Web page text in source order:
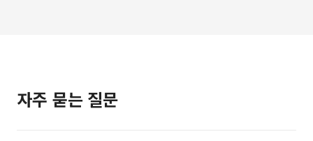
자주 묻는 질문